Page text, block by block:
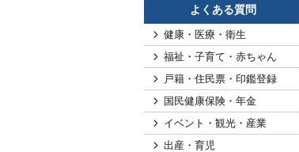
よくある質問
健康・医療・衛生
福祉・子育て・赤ちゃん
戸籍・住民票・印鑑登録
国民健康保険・年金
イベント・観光・産業
出産・育児